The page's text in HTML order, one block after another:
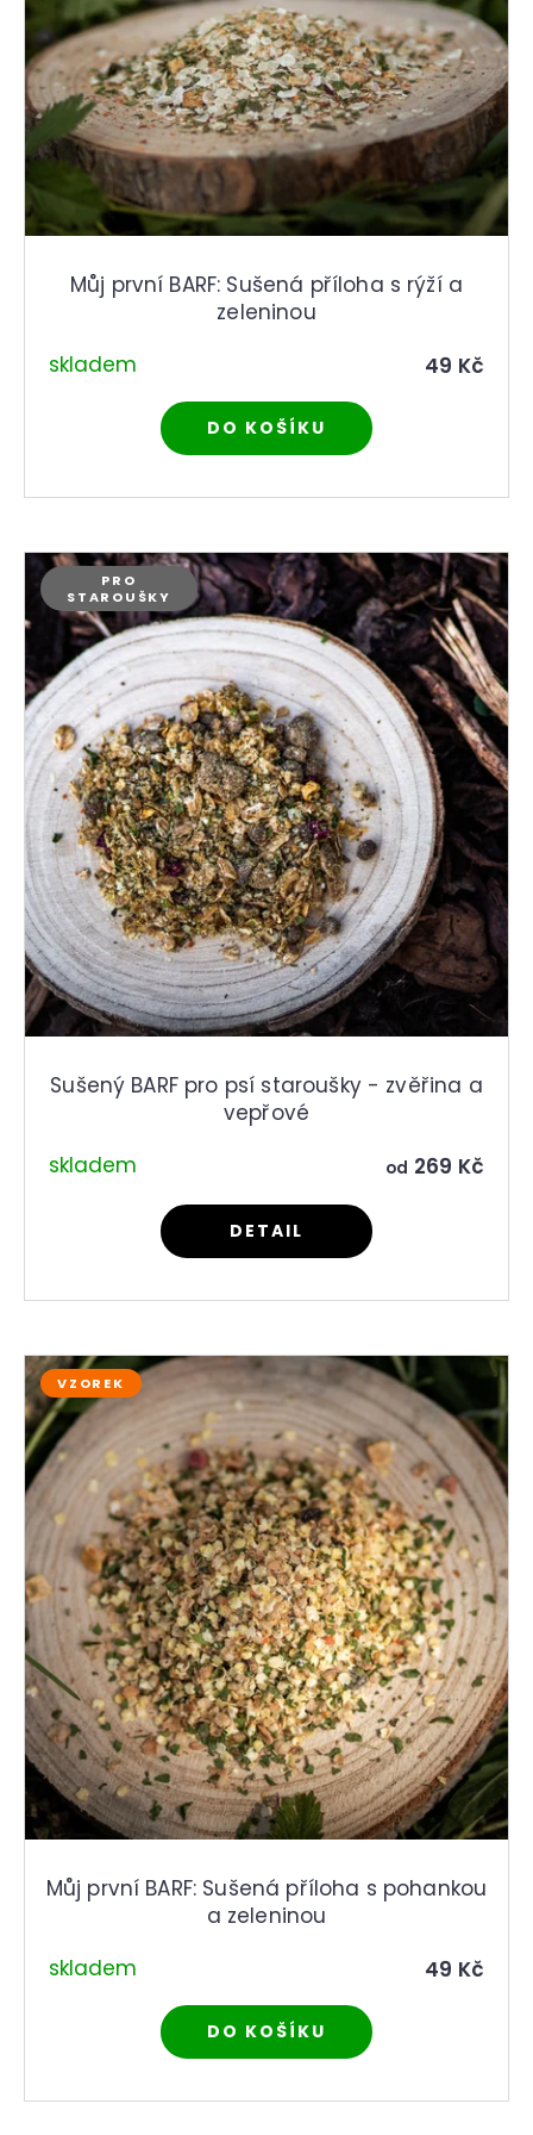
d
u
k
t
ů
Můj první BARF: Sušená příloha s rýží a
zeleninou
skladem
49 Kč
DO KOŠÍKU
PRO
STAROUŠKY
Sušený BARF pro psí staroušky - zvěřina a
vepřové
skladem
od 269 Kč
DETAIL
VZOREK
Můj první BARF: Sušená příloha s pohankou
a zeleninou
skladem
49 Kč
DO KOŠÍKU
u
č
u
j
e
m
e